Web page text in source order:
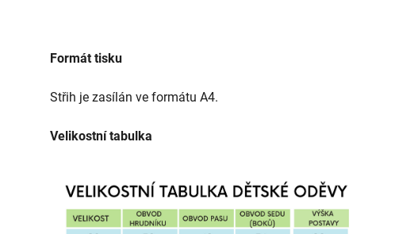
Formát tisku
Střih je zasílán ve formátu A4.
Velikostní tabulka